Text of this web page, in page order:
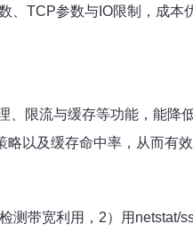
、TCP参数与IO限制，成本
、限流与缓存等功能，能降
以及缓存命中率，从而有效
测带宽利用，2）用netstat/